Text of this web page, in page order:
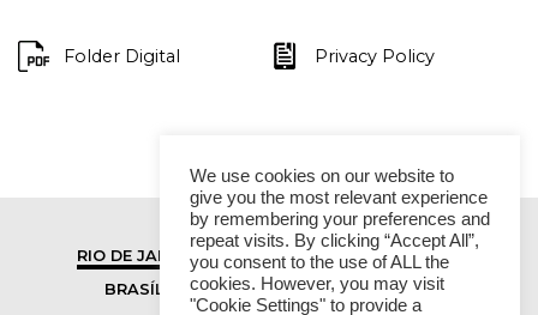
Folder Digital Privacy Policy
RIO DE JANEIRO
SÃO PAULO
BRASÍLIA
VITÓRIA
We use cookies on our website to
give you the most relevant experience
by remembering your preferences and
repeat visits. By clicking “Accept All”,
you consent to the use of ALL the
cookies. However, you may visit
"Cookie Settings" to provide a